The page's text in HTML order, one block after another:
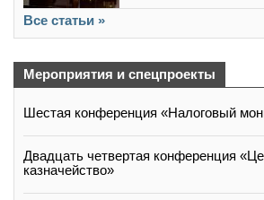
Все статьи »
Мероприятия и спецпроекты
Шестая конференция «Налоговый
Двадцать четвертая конференция
казначейство»